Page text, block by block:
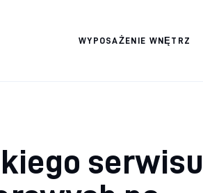
WYPOSAŻENIE WNĘTRZ
serwisu